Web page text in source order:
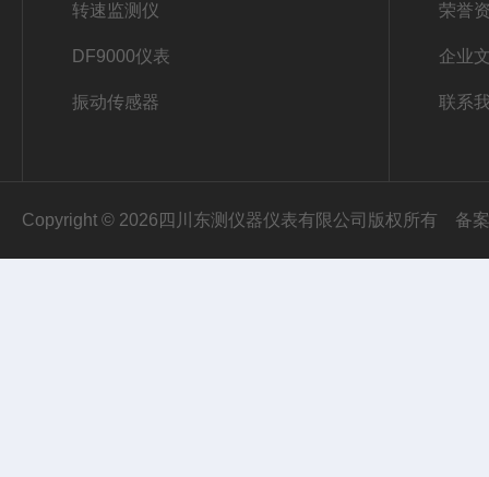
转速监测仪
DF9000仪表
振动传感器
荣誉
企业
联系
Copyright © 2026四川东测仪器仪表有限公司版权所有 备